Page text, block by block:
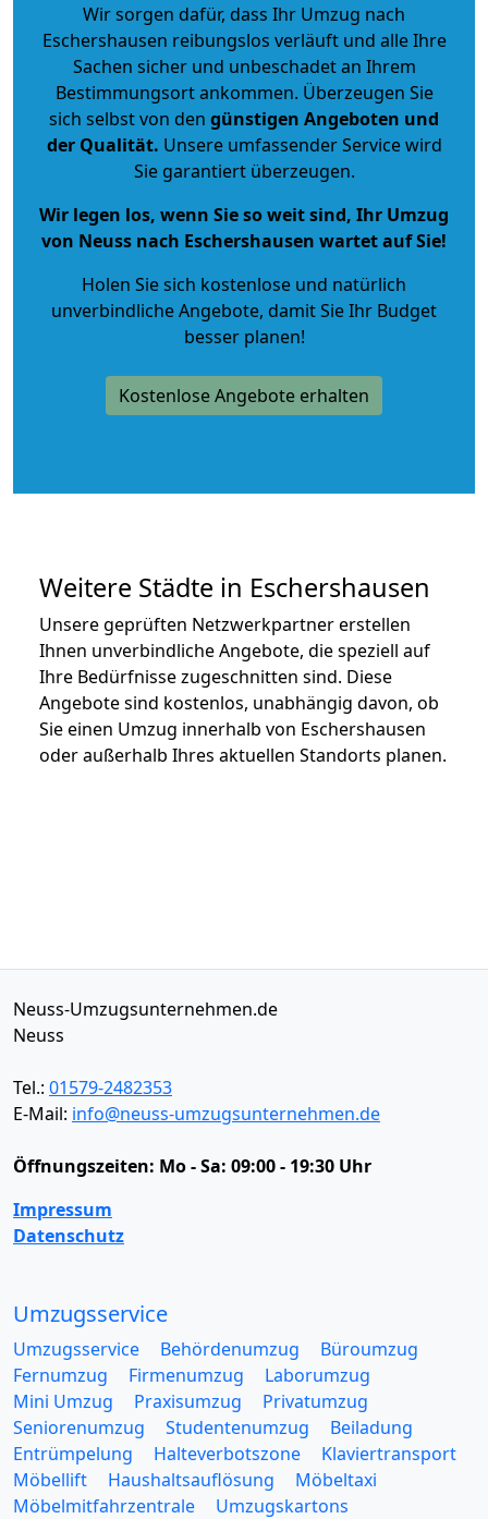
Wir sorgen dafür, dass Ihr Umzug nach
Eschershausen reibungslos verläuft und alle Ihre
Sachen sicher und unbeschadet an Ihrem
Bestimmungsort ankommen. Überzeugen Sie
sich selbst von den günstigen Angeboten und
der Qualität. Unsere umfassender Service wird
Sie garantiert überzeugen.
Wir legen los, wenn Sie so weit sind, Ihr Umzug
von Neuss nach Eschershausen wartet auf Sie!
Holen Sie sich kostenlose und natürlich
unverbindliche Angebote, damit Sie Ihr Budget
besser planen!
Kostenlose Angebote erhalten
Weitere Städte in Eschershausen
Unsere geprüften Netzwerkpartner erstellen
Ihnen unverbindliche Angebote, die speziell auf
Ihre Bedürfnisse zugeschnitten sind. Diese
Angebote sind kostenlos, unabhängig davon, ob
Sie einen Umzug innerhalb von Eschershausen
oder außerhalb Ihres aktuellen Standorts planen.
Neuss-Umzugsunternehmen.de
Neuss
Tel.: 01579-2482353
E-Mail: info@neuss-umzugsunternehmen.de
Öffnungszeiten: Mo - Sa: 09:00 - 19:30 Uhr
Impressum
Datenschutz
Umzugsservice
Umzugsservice Behördenumzug
Büroumzug
Fernumzug
Firmenumzug
Laborumzug
Mini Umzug
Praxisumzug
Privatumzug
Seniorenumzug
Studentenumzug
Beiladung
Entrümpelung
Halteverbotszone
Klaviertransport
Möbellift
Haushaltsauflösung
Möbeltaxi
Möbelmitfahrzentrale
Umzugskartons